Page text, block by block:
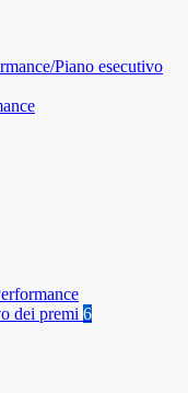
Piano esecutivo
dei premi 6